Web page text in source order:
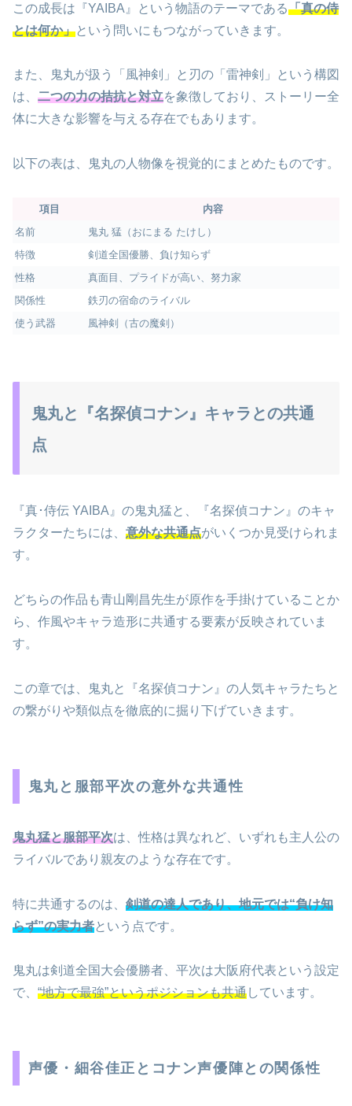
この成長は『YAIBA』という物語のテーマである「真の侍
とは何か」という問いにもつながっていきます。
また、鬼丸が扱う「風神剣」と刃の「雷神剣」という構図
は、 二つの力の拮抗と対立を象徴しており、ストーリー全
体に大きな影響を与える存在でもあります。
以下の表は、鬼丸の人物像を視覚的にまとめたものです。
項目
内容
名前
鬼丸 猛（おにまる たけし）
特徴
剣道全国優勝、負け知らず
性格
真面目、プライドが高い、努力家
関係性
鉄刃の宿命のライバル
使う武器
風神剣（古の魔剣）
鬼丸と『名探偵コナン』キャラとの共通
点
『真･侍伝 YAIBA』の鬼丸猛と、『名探偵コナン』のキャ
ラクターたちには、 意外な共通点がいくつか見受けられま
す。
どちらの作品も青山剛昌先生が原作を手掛けていることか
ら、作風やキャラ造形に共通する要素が反映されていま
す。
この章では、鬼丸と『名探偵コナン』の人気キャラたちと
の繋がりや類似点を徹底的に掘り下げていきます。
鬼丸と服部平次の意外な共通性
鬼丸猛と服部平次は、性格は異なれど、いずれも主人公の
ライバルであり親友のような存在です。
特に共通するのは、 剣道の達人であり、地元では“負け知
らず”の実力者という点です。
鬼丸は剣道全国大会優勝者、平次は大阪府代表という設定
で、 “地方で最強”というポジションも共通しています。
声優・細谷佳正とコナン声優陣との関係性